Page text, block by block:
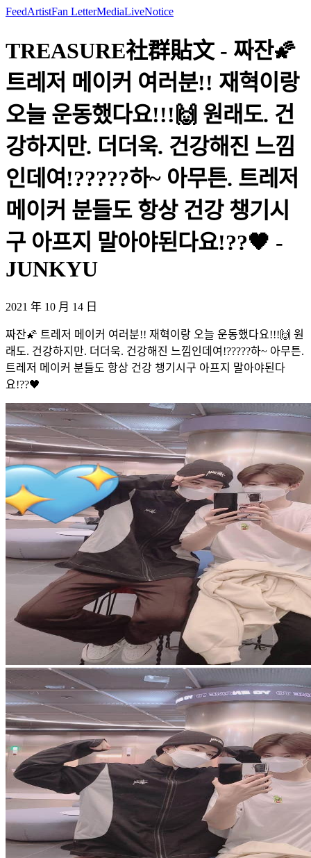
FeedArtistFan LetterMediaLiveNotice
TREASURE社群貼文 - 짜잔🌠
트레저 메이커 여러분!! 재혁이랑
오늘 운동했다요!!!🙌 원래도. 건
강하지만. 더더욱. 건강해진 느낌
인데여!?????하~ 아무튼. 트레저
메이커 분들도 항상 건강 챙기시
구 아프지 말아야된다요!??🖤 -
JUNKYU
2021 年 10 月 14 日
짜잔🌠 트레저 메이커 여러분!! 재혁이랑 오늘 운동했다요!!!🙌 원
래도. 건강하지만. 더더욱. 건강해진 느낌인데여!?????하~ 아무튼.
트레저 메이커 분들도 항상 건강 챙기시구 아프지 말아야된다
요!??🖤